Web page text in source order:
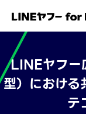
LINEヤフー
型）における
テ